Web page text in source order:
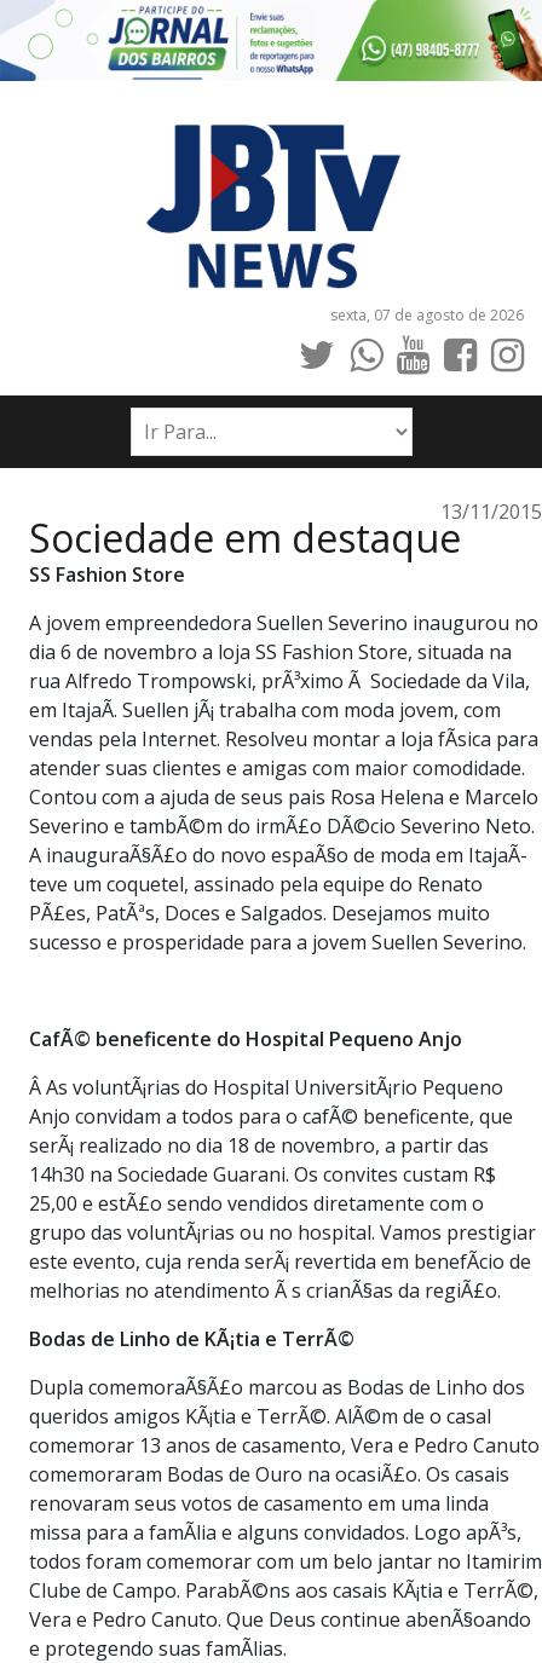
sexta, 07 de agosto de 2026
INÍCIO
NOTÍCIAS
PUBLICAÇÕES LEGAIS
13/11/2015
Sociedade em destaque
SS Fashion Store
A jovem empreendedora Suellen Severino inaugurou no
dia 6 de novembro a loja SS Fashion Store, situada na
rua Alfredo Trompowski, prÃ³ximo Ã Sociedade da Vila,
em ItajaÃ­. Suellen jÃ¡ trabalha com moda jovem, com
vendas pela Internet. Resolveu montar a loja fÃ­sica para
atender suas clientes e amigas com maior comodidade.
Contou com a ajuda de seus pais Rosa Helena e Marcelo
Severino e tambÃ©m do irmÃ£o DÃ©cio Severino Neto.
A inauguraÃ§Ã£o do novo espaÃ§o de moda em ItajaÃ­
teve um coquetel, assinado pela equipe do Renato
PÃ£es, PatÃªs, Doces e Salgados. Desejamos muito
sucesso e prosperidade para a jovem Suellen Severino.
CafÃ© beneficente do Hospital Pequeno Anjo
Â As voluntÃ¡rias do Hospital UniversitÃ¡rio Pequeno
Anjo convidam a todos para o cafÃ© beneficente, que
serÃ¡ realizado no dia 18 de novembro, a partir das
14h30 na Sociedade Guarani. Os convites custam R$
25,00 e estÃ£o sendo vendidos diretamente com o
grupo das voluntÃ¡rias ou no hospital. Vamos prestigiar
este evento, cuja renda serÃ¡ revertida em benefÃ­cio de
melhorias no atendimento Ã s crianÃ§as da regiÃ£o.
Bodas de Linho de KÃ¡tia e TerrÃ©
Dupla comemoraÃ§Ã£o marcou as Bodas de Linho dos
queridos amigos KÃ¡tia e TerrÃ©. AlÃ©m de o casal
comemorar 13 anos de casamento, Vera e Pedro Canuto
comemoraram Bodas de Ouro na ocasiÃ£o. Os casais
renovaram seus votos de casamento em uma linda
missa para a famÃ­lia e alguns convidados. Logo apÃ³s,
todos foram comemorar com um belo jantar no Itamirim
Clube de Campo. ParabÃ©ns aos casais KÃ¡tia e TerrÃ©,
Vera e Pedro Canuto. Que Deus continue abenÃ§oando
e protegendo suas famÃ­lias.